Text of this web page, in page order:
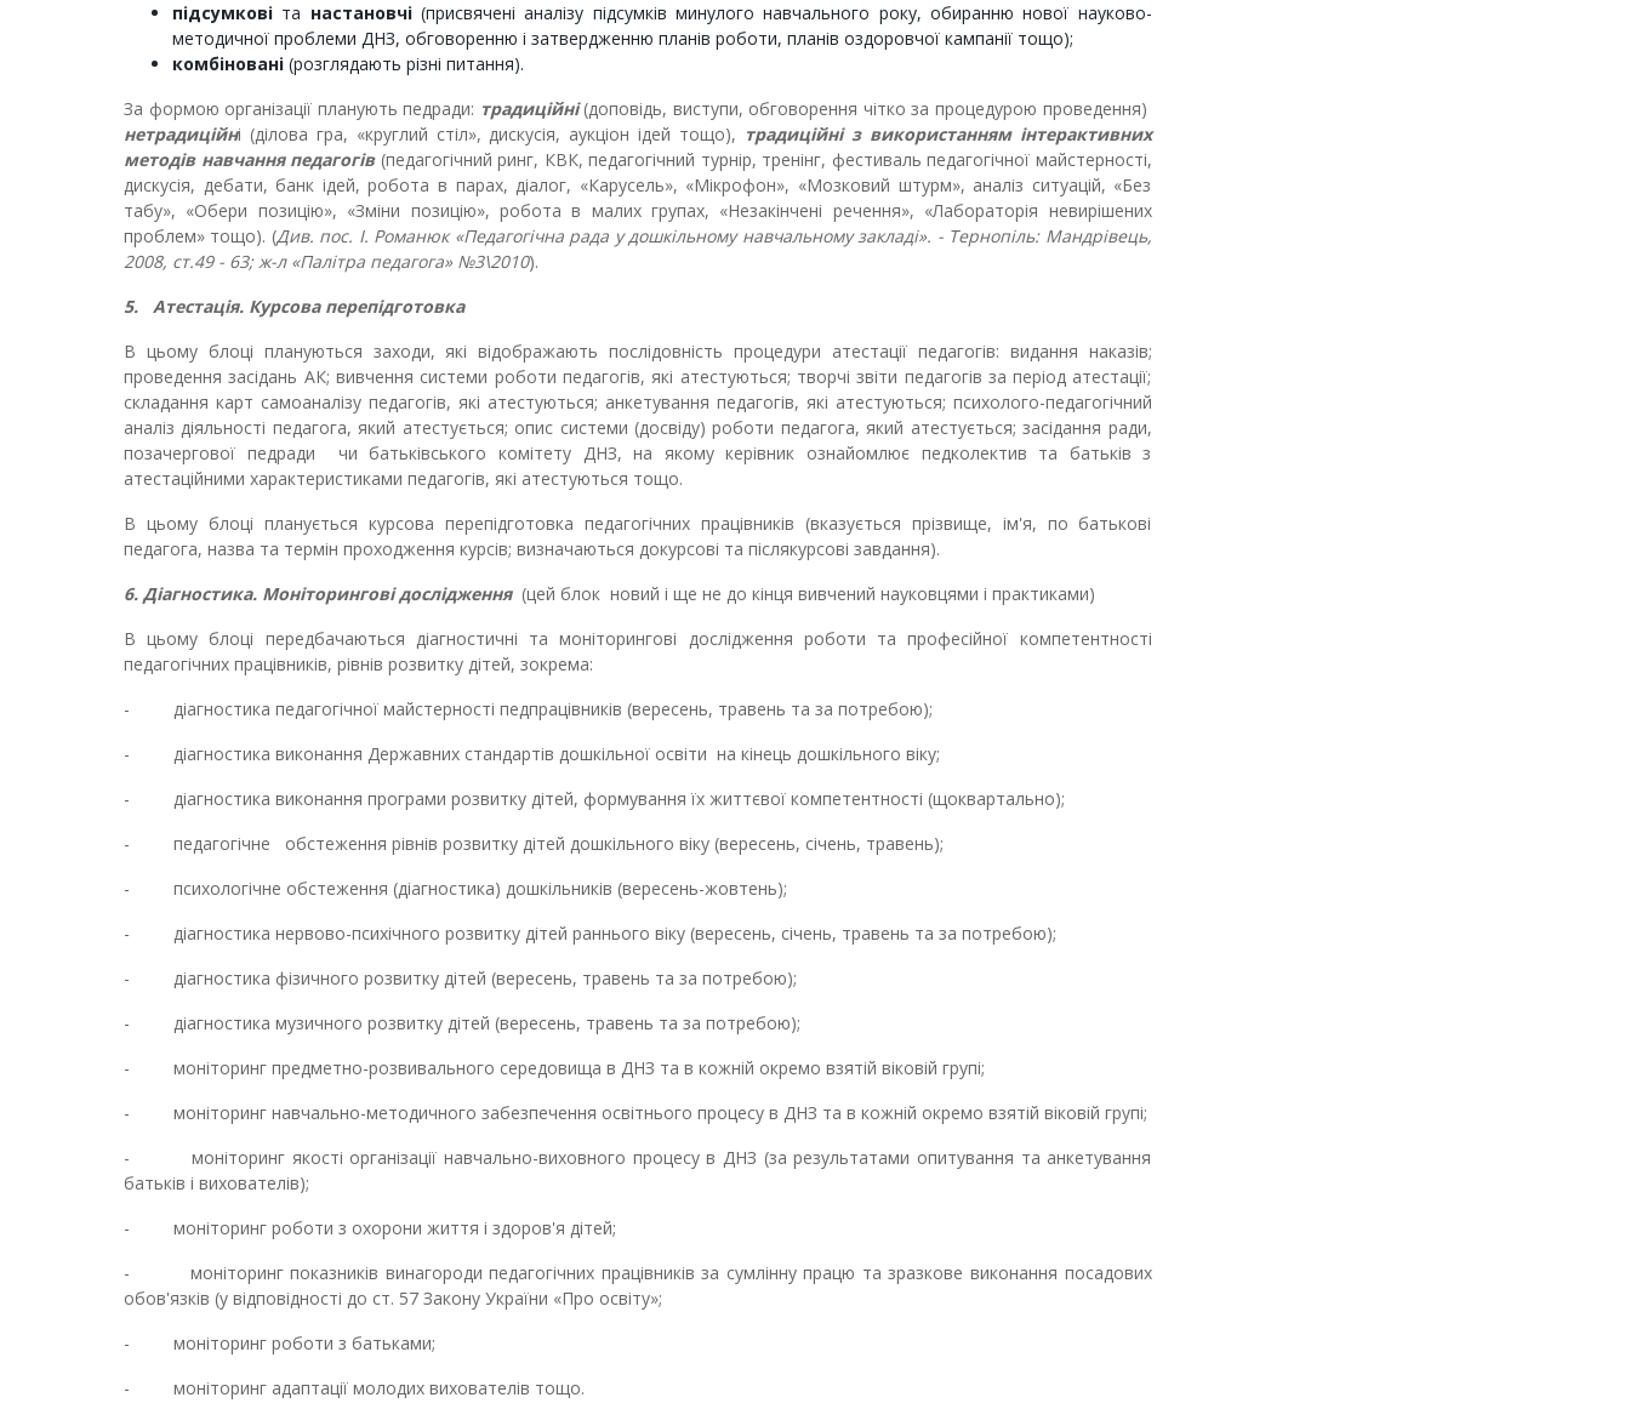
підсумкові та настановчі (присвячені аналізу підсумків минулого навчального року, обиранню нової науково-
методичної проблеми ДНЗ, обговоренню і затвердженню планів роботи, планів оздоровчої кампанії тощо);
комбіновані (розглядають різні питання).
За формою організації планують педради: традиційні(доповідь, виступи, обговорення чітко за процедурою проведення)
нетрадиційні (ділова гра, «круглий стіл», дискусія, аукціон ідей тощо), традиційні з використанням інтерактивних
методів навчання педагогів(педагогічний ринг, КВК, педагогічний турнір, тренінг, фестиваль педагогічної майстерності,
дискусія, дебати, банк ідей, робота в парах, діалог, «Карусель», «Мікрофон», «Мозковий штурм», аналіз ситуацій, «Без
табу», «Обери позицію», «Зміни позицію», робота в малих групах, «Незакінчені речення», «Лабораторія невирішених
проблем» тощо). (Див. пос. І. Романюк «Педагогічна рада у дошкільному навчальному закладі». - Тернопіль: Мандрівець,
2008, ст.49 - 63; ж-л «Палітра педагога» №3\2010).
5. Атестація. Курсова перепідготовка
В цьому блоці плануються заходи, які відображають послідовність процедури атестації педагогів: видання наказів;
проведення засідань АК; вивчення системи роботи педагогів, які атестуються; творчі звіти педагогів за період атестації;
складання карт самоаналізу педагогів, які атестуються; анкетування педагогів, які атестуються; психолого-педагогічний
аналіз діяльності педагога, який атестується; опис системи (досвіду) роботи педагога, який атестується; засідання ради,
позачергової педради чи батьківського комітету ДНЗ, на якому керівник ознайомлює педколектив та батьків з
атестаційними характеристиками педагогів, які атестуються тощо.
В цьому блоці планується курсова перепідготовка педагогічних працівників (вказується прізвище, ім'я, по батькові
педагога, назва та термін проходження курсів; визначаються докурсові та післякурсові завдання).
6. Діагностика. Моніторингові дослідження (цей блок новий і ще не до кінця вивчений науковцями і практиками)
В цьому блоці передбачаються діагностичні та моніторингові дослідження роботи та професійної компетентності
педагогічних працівників, рівнів розвитку дітей, зокрема:
- діагностика педагогічної майстерності педпрацівників (вересень, травень та за потребою);
- діагностика виконання Державних стандартів дошкільної освіти на кінець дошкільного віку;
- діагностика виконання програми розвитку дітей, формування їх життєвої компетентності (щоквартально);
- педагогічне обстеження рівнів розвитку дітей дошкільного віку (вересень, січень, травень);
- психологічне обстеження (діагностика) дошкільників (вересень-жовтень);
- діагностика нервово-психічного розвитку дітей раннього віку (вересень, січень, травень та за потребою);
- діагностика фізичного розвитку дітей (вересень, травень та за потребою);
- діагностика музичного розвитку дітей (вересень, травень та за потребою);
- моніторинг предметно-розвивального середовища в ДНЗ та в кожній окремо взятій віковій групі;
- моніторинг навчально-методичного забезпечення освітнього процесу в ДНЗ та в кожній окремо взятій віковій групі;
- моніторинг якості організації навчально-виховного процесу в ДНЗ (за результатами опитування та анкетування
батьків і вихователів);
- моніторинг роботи з охорони життя і здоров'я дітей;
- моніторинг показників винагороди педагогічних працівників за сумлінну працю та зразкове виконання посадових
обов'язків (у відповідності до ст. 57 Закону України «Про освіту»;
- моніторинг роботи з батьками;
- моніторинг адаптації молодих вихователів тощо.